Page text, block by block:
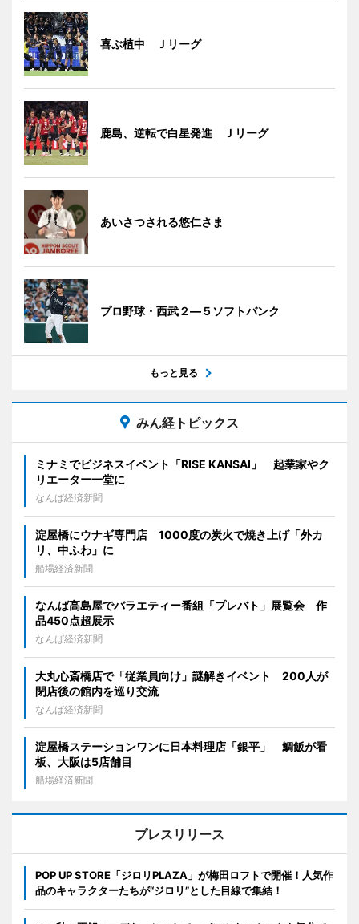
喜ぶ植中 Ｊリーグ
鹿島、逆転で白星発進 Ｊリーグ
あいさつされる悠仁さま
プロ野球・西武２―５ソフトバンク
もっと見る
みん経トピックス
ミナミでビジネスイベント「RISE KANSAI」 起業家やク
リエーター一堂に
なんば経済新聞
淀屋橋にウナギ専門店 1000度の炭火で焼き上げ「外カ
リ、中ふわ」に
船場経済新聞
なんば高島屋でバラエティー番組「プレバト」展覧会 作
品450点超展示
なんば経済新聞
大丸心斎橋店で「従業員向け」謎解きイベント 200人が
閉店後の館内を巡り交流
なんば経済新聞
淀屋橋ステーションワンに日本料理店「銀平」 鯛飯が看
板、大阪は5店舗目
船場経済新聞
プレスリリース
POP UP STORE「ジロリPLAZA」が梅田ロフトで開催！人気作
品のキャラクターたちが“ジロリ”とした目線で集結！